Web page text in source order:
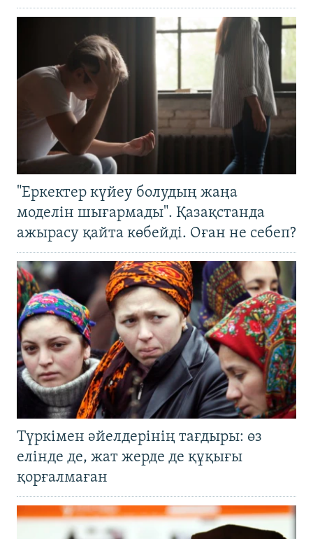
"Еркектер күйеу болудың жаңа
моделін шығармады". Қазақстанда
ажырасу қайта көбейді. Оған не себеп?
Түркімен әйелдерінің тағдыры: өз
елінде де, жат жерде де құқығы
қорғалмаған